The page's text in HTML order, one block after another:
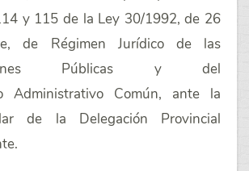
y 115 de la Ley 30/1992, de 26
de Régimen Jurídico de las
Públicas y del
Administrativo Común, ante la
de la Delegación Provincial